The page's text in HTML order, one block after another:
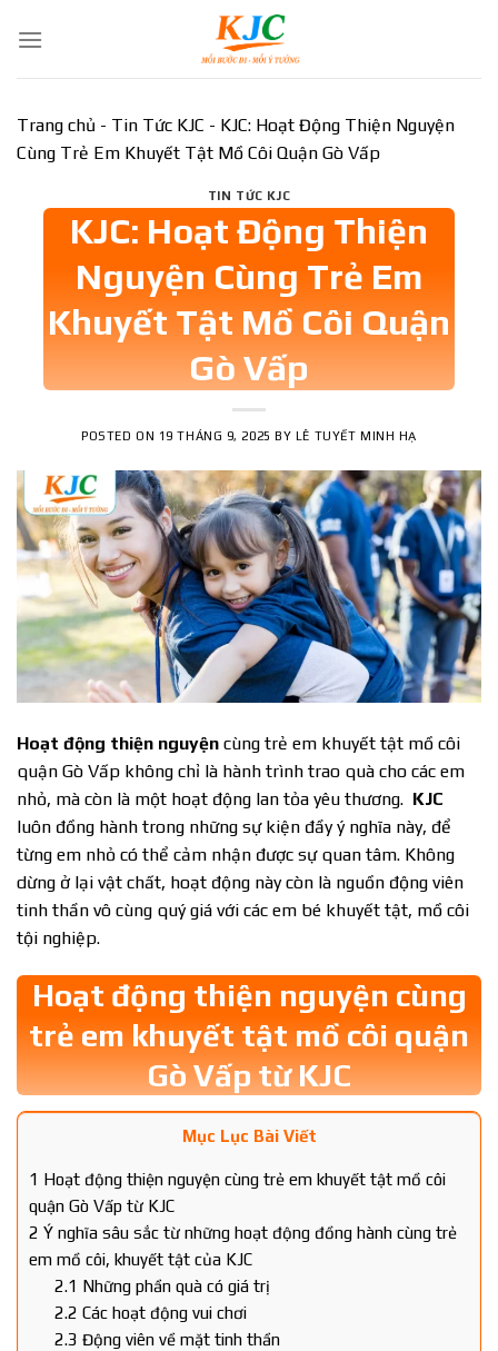
Trang chủ - Tin Tức KJC - KJC: Hoạt Động Thiện Nguyện
Cùng Trẻ Em Khuyết Tật Mồ Côi Quận Gò Vấp
TIN TỨC KJC
KJC: Hoạt Động Thiện
Nguyện Cùng Trẻ Em
Khuyết Tật Mồ Côi Quận
Gò Vấp
POSTED ON 19 THÁNG 9, 2025 BY LÊ TUYẾT MINH HẠ
Hoạt động thiện nguyện cùng trẻ em khuyết tật mồ côi
quận Gò Vấp không chỉ là hành trình trao quà cho các em
nhỏ, mà còn là một hoạt động lan tỏa yêu thương. KJC
luôn đồng hành trong những sự kiện đầy ý nghĩa này, để
từng em nhỏ có thể cảm nhận được sự quan tâm. Không
dừng ở lại vật chất, hoạt động này còn là nguồn động viên
tinh thần vô cùng quý giá với các em bé khuyết tật, mồ côi
tội nghiệp.
Hoạt động thiện nguyện cùng
trẻ em khuyết tật mồ côi quận
Gò Vấp từ KJC
Mục Lục Bài Viết
1 Hoạt động thiện nguyện cùng trẻ em khuyết tật mồ côi
quận Gò Vấp từ KJC
2 Ý nghĩa sâu sắc từ những hoạt động đồng hành cùng trẻ
em mồ côi, khuyết tật của KJC
2.1 Những phần quà có giá trị
2.2 Các hoạt động vui chơi
2.3 Động viên về mặt tinh thần